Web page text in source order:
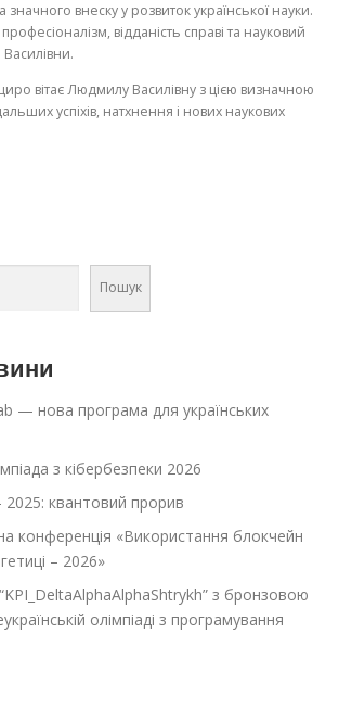
значного внеску у розвиток української науки.
відданість справі та науковий
вітає Людмилу Василівну з цією визначною
успіхів, натхнення і нових наукових
Пошук
— нова програма для українських
з кібербезпеки 2026
квантовий прорив
конференція «Використання блокчейн
– 2026»
з бронзовою
олімпіаді з програмування